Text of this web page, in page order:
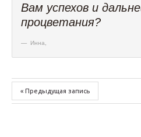
Вам успехов и
процветания?
Инна
« Предыдущая запись